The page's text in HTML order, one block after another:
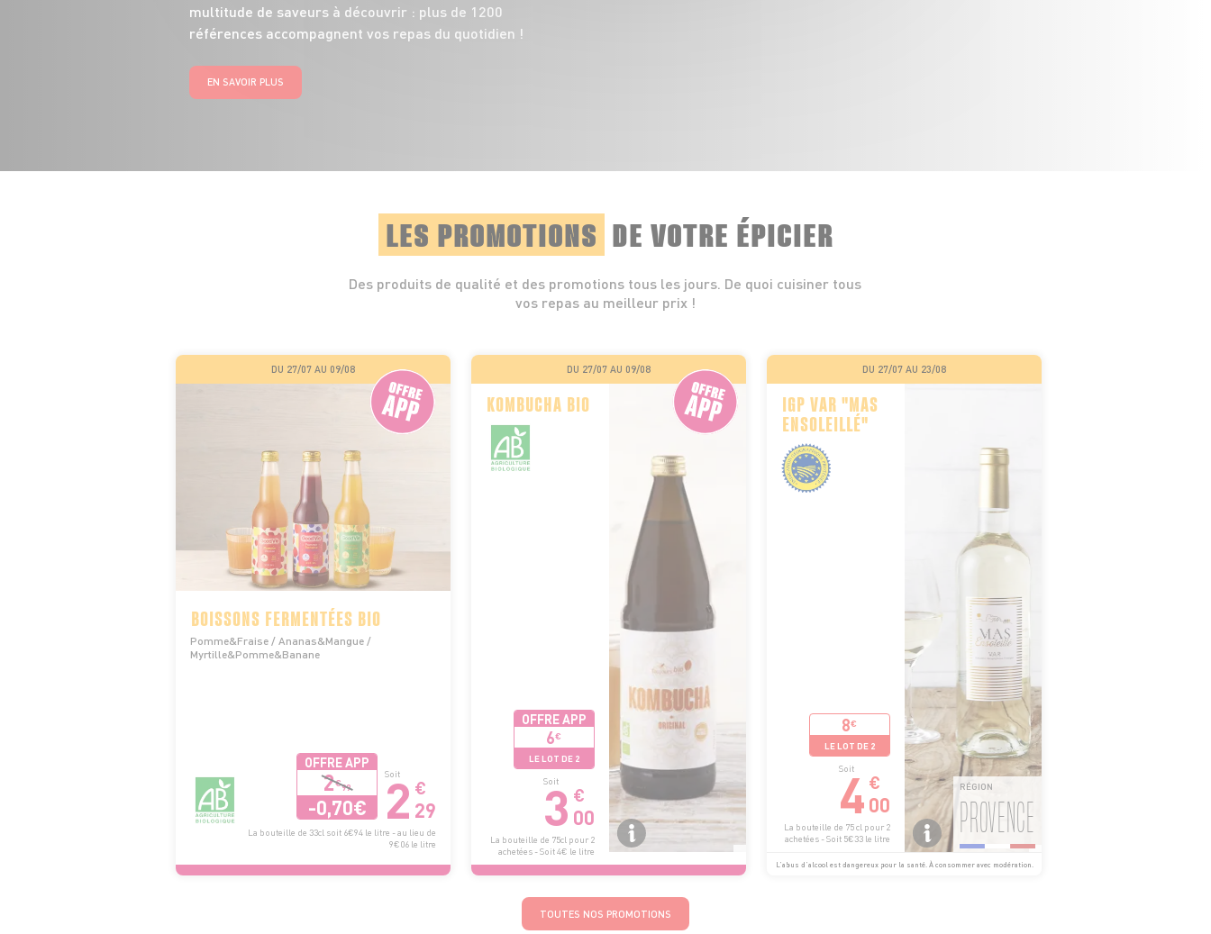
multitude de saveurs à découvrir : plus de 1200
références accompagnent vos repas du quotidien !
EN SAVOIR PLUS
LES PROMOTIONS DE VOTRE ÉPICIER
Des produits de qualité et des promotions tous les jours. De quoi cuisiner tous
vos repas au meilleur prix !
DU 27/07 AU 09/08
BOISSONS FERMENTÉES BIO
Pomme&Fraise / Ananas&Mangue /
Myrtille&Pomme&Banane
OFFRE APP
2€99
-0,70€
Soit
2 €
29
La bouteille de 33cl soit 6€94 le litre - au lieu de
9€06 le litre
DU 27/07 AU 09/08
KOMBUCHA BIO
OFFRE APP
6€
LE LOT DE 2
Soit
3 €
00
La bouteille de 75cl pour 2
achetées - Soit 4€ le litre
DU 27/07 AU 23/08
IGP VAR "MAS
ENSOLEILLÉ"
8€
LE LOT DE 2
Soit
4 €
00
La bouteille de 75 cl pour 2
achetées - Soit 5€33 le litre
RÉGION
PROVENCE
L’abus d’alcool est dangereux pour la santé. À consommer avec modération.
TOUTES NOS PROMOTIONS